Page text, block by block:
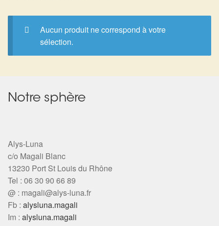
Nouveautés
Bijoux
Bracelets
Pendentifs
Pierres
Harmonisation
Panier
Search
Aucun produit ne correspond à votre
sélection.
Notre sphère
Alys-Luna
c/o Magali Blanc
13230 Port St Louis du Rhône
Tel : 06 30 90 66 89
@ : magali@alys-luna.fr
Fb : alysluna.magali
Im : alysluna.magali